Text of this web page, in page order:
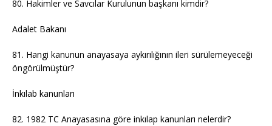
80. Hakimler ve Savcılar Kurulunun başkanı kimdir?
Adalet Bakanı
81. Hangi kanunun anayasaya aykırılığının ileri sürülemeyeceği
öngörülmüştür?
İnkılab kanunları
82. 1982 TC Anayasasına göre inkılap kanunları nelerdir?